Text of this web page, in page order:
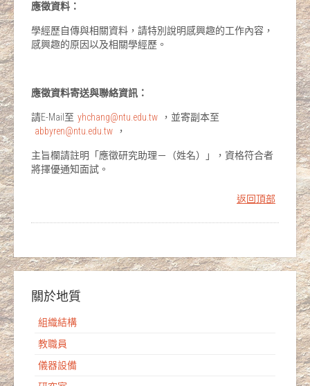
應徵資料：
學經歷自傳與相關資料，請特別說明感興趣的工作內容，
感興趣的原因以及相關學經歷。
應徵資料寄送與聯絡資訊：
請E-Mail至 yhchang@ntu.edu.tw
，並寄副本至
abbyren@ntu.edu.tw
，
主旨欄請註明「應徵研究助理－（姓名）」，資格符合者
將擇優通知面試。
返回頂部
關於地質
組織結構
教職員
儀器設備